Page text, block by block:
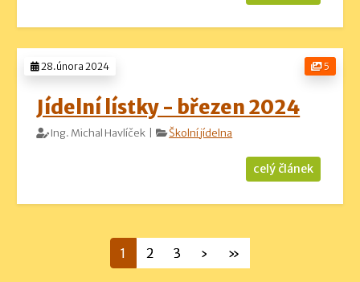
5
28.února 2024
Jídelní lístky - březen 2024
Ing. Michal Havlíček | Školní jídelna
celý článek
1 2 3 › »